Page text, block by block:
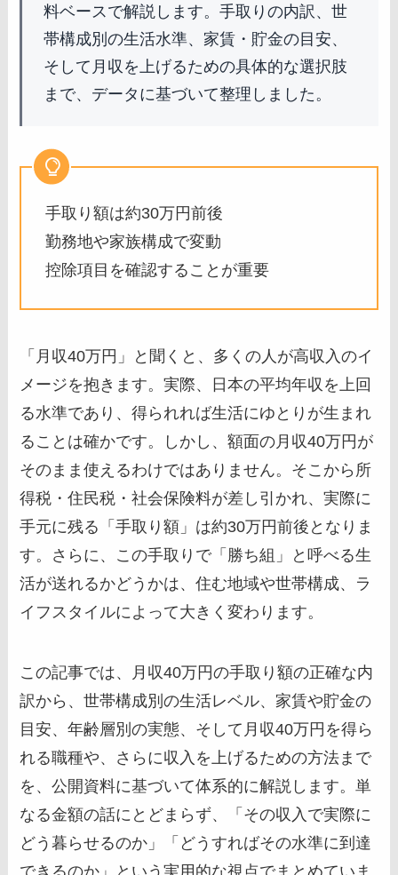
料ベースで解説します。手取りの内訳、世
帯構成別の生活水準、家賃・貯金の目安、
そして月収を上げるための具体的な選択肢
まで、データに基づいて整理しました。
手取り額は約30万円前後
勤務地や家族構成で変動
控除項目を確認することが重要
「月収40万円」と聞くと、多くの人が高収入のイ
メージを抱きます。実際、日本の平均年収を上回
る水準であり、得られれば生活にゆとりが生まれ
ることは確かです。しかし、額面の月収40万円が
そのまま使えるわけではありません。そこから所
得税・住民税・社会保険料が差し引かれ、実際に
手元に残る「手取り額」は約30万円前後となりま
す。さらに、この手取りで「勝ち組」と呼べる生
活が送れるかどうかは、住む地域や世帯構成、ラ
イフスタイルによって大きく変わります。
この記事では、月収40万円の手取り額の正確な内
訳から、世帯構成別の生活レベル、家賃や貯金の
目安、年齢層別の実態、そして月収40万円を得ら
れる職種や、さらに収入を上げるための方法まで
を、公開資料に基づいて体系的に解説します。単
なる金額の話にとどまらず、「その収入で実際に
どう暮らせるのか」「どうすればその水準に到達
できるのか」という実用的な視点でまとめていま